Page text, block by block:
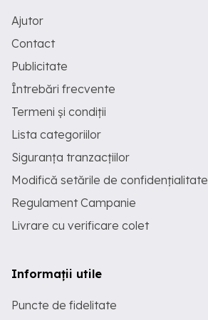
Ajutor
Contact
Publicitate
Întrebări frecvente
Termeni și condiții
Lista categoriilor
Siguranța tranzacțiilor
Modifică setările de confidențialitate
Regulament Campanie
Livrare cu verificare colet
Informații utile
Puncte de fidelitate